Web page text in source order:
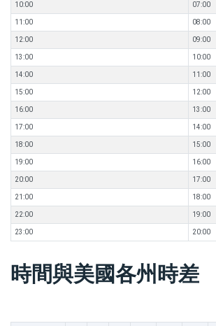
10:00 07:00
11:00 08:00
12:00 09:00
13:00 10:00
14:00 11:00
15:00 12:00
16:00 13:00
17:00 14:00
18:00 15:00
19:00 16:00
20:00 17:00
21:00 18:00
22:00 19:00
23:00 20:00
時間與美國各州時差